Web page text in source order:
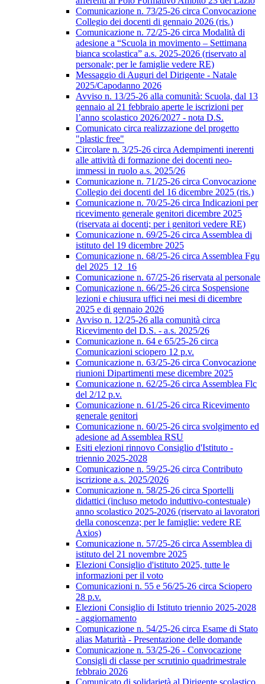
Comunicazione n. 73/25-26 circa Convocazione
Collegio dei docenti di gennaio 2026 (ris.)
Comunicazione n. 72/25-26 circa Modalità di
adesione a “Scuola in movimento – Settimana
bianca scolastica” a.s. 2025-2026 (riservato al
personale; per le famiglie vedere RE)
Messaggio di Auguri del Dirigente - Natale
2025/Capodanno 2026
Avviso n. 13/25-26 alla comunità: Scuola, dal 13
gennaio al 21 febbraio aperte le iscrizioni per
l’anno scolastico 2026/2027 - nota D.S.
Comunicato circa realizzazione del progetto
"plastic free"
Circolare n. 3/25-26 circa Adempimenti inerenti
alle attività di formazione dei docenti neo-
immessi in ruolo a.s. 2025/26
Comunicazione n. 71/25-26 circa Convocazione
Collegio dei docenti del 16 dicembre 2025 (ris.)
Comunicazione n. 70/25-26 circa Indicazioni per
ricevimento generale genitori dicembre 2025
(riservata ai docenti; per i genitori vedere RE)
Comunicazione n. 69/25-26 circa Assemblea di
istituto del 19 dicembre 2025
Comunicazione n. 68/25-26 circa Assemblea Fgu
del 2025_12_16
Comunicazione n. 67/25-26 riservata al personale
Comunicazione n. 66/25-26 circa Sospensione
lezioni e chiusura uffici nei mesi di dicembre
2025 e di gennaio 2026
Avviso n. 12/25-26 alla comunità circa
Ricevimento del D.S. - a.s. 2025/26
Comunicazione n. 64 e 65/25-26 circa
Comunicazioni sciopero 12 p.v.
Comunicazione n. 63/25-26 circa Convocazione
riunioni Dipartimenti mese dicembre 2025
Comunicazione n. 62/25-26 circa Assemblea Flc
del 2/12 p.v.
Comunicazione n. 61/25-26 circa Ricevimento
generale genitori
Comunicazione n. 60/25-26 circa svolgimento ed
adesione ad Assemblea RSU
Esiti elezioni rinnovo Consiglio d'Istituto -
triennio 2025-2028
Comunicazione n. 59/25-26 circa Contributo
iscrizione a.s. 2025/2026
Comunicazione n. 58/25-26 circa Sportelli
didattici (incluso metodo induttivo-contestuale)
anno scolastico 2025-2026 (riservato ai lavoratori
della conoscenza; per le famiglie: vedere RE
Axios)
Comunicazione n. 57/25-26 circa Assemblea di
istituto del 21 novembre 2025
Elezioni Consiglio d'istituto 2025, tutte le
informazioni per il voto
Comunicazioni n. 55 e 56/25-26 circa Sciopero
28 p.v.
Elezioni Consiglio di Istituto triennio 2025-2028
- aggiornamento
Comunicazione n. 54/25-26 circa Esame di Stato
alias Maturità - Presentazione delle domande
Comunicazione n. 53/25-26 - Convocazione
Consigli di classe per scrutinio quadrimestrale
febbraio 2026